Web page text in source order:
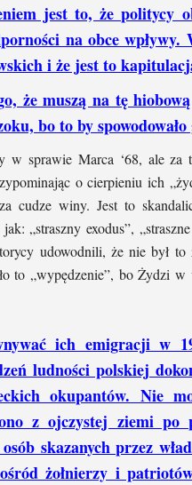
jest to, że politycy
na obce
i że jest to
że muszą na tę
bo to by
w sprawie Marca ‘68, ale
o cierpieniu ich
cudze winy. Jest to
„straszny exodus”,
udowodnili, że nie był to
to „wypędzenie”, bo Żydzi
ich emigracji w
ludności polskiej
okupantów. Nie
z ojczystej ziemi po
skazanych przez
żołnierzy i